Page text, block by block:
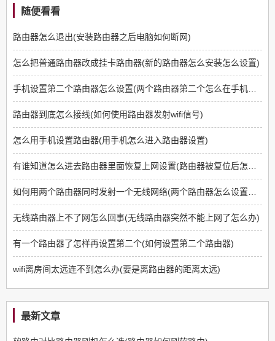
随便看看
路由器怎么退出(安装路由器之后电脑如何断网)
怎么把普通路由器改成挂卡路由器(新的路由器怎么安装怎么设置)
路由器到底怎么接线(如何使用路由器发射wifi信号)
怎么用手机设置路由器(用手机怎么进入路由器设置)
无线路由器上不了网怎么回事(无线路由器突然不能上网了怎么办)
有一个路由器了怎样再设置第二个(如何设置第二个路由器)
wifi离房间太远连不到怎么办(要是离路由器的距离太远)
最新文章